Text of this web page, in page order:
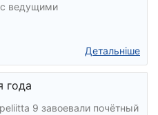
ведущими
Детальніше
года
9 завоевали почётный